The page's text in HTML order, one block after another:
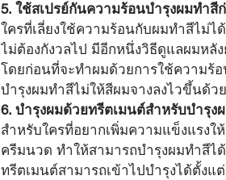
5. ใช้สเปรย์กันความร้อนบำรุงผมทำสี
ใครที่เลี่ยงใช้ความร้อนกับผมทำสีไม่
ไม่ต้องกังวลไป มีอีกหนึ่งวิธีดูแลผมหลั
โดยก่อนที่จะทำผมด้วยการใช้ความร้
บำรุงผมทำสีไม่ให้สีผมจางลงไวขึ้นด้วย
6. บำรุงผมด้วยทรีตเมนต์สำหรับบำรุง
สำหรับใครที่อยากเพิ่มความแข็งแรง
ครีมนวด ทำให้สามารถบำรุงผมทำสีไ
ทรีตเมนต์สามารถเข้าไปบำรุงได้ตั้งแ